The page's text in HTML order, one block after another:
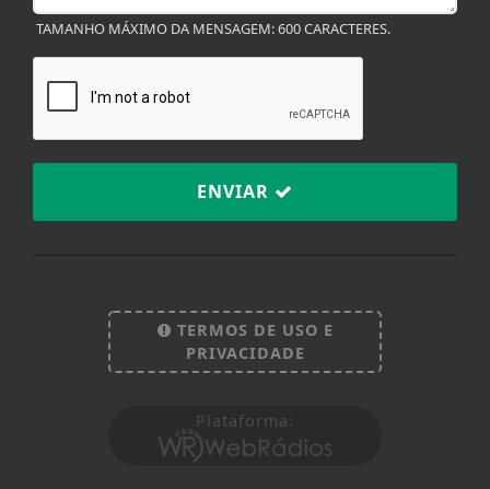
TAMANHO MÁXIMO DA MENSAGEM: 600 CARACTERES.
ENVIAR
TERMOS DE USO E
PRIVACIDADE
Plataforma:
Esse site utiliza cookies para melhorar sua
experiência de navegação. Ao continuar o acesso,
entendemos que você concorda com nossos Termos
PARA MAIS INFORMAÇÕES,ACESSE NOSSOS TERMOS